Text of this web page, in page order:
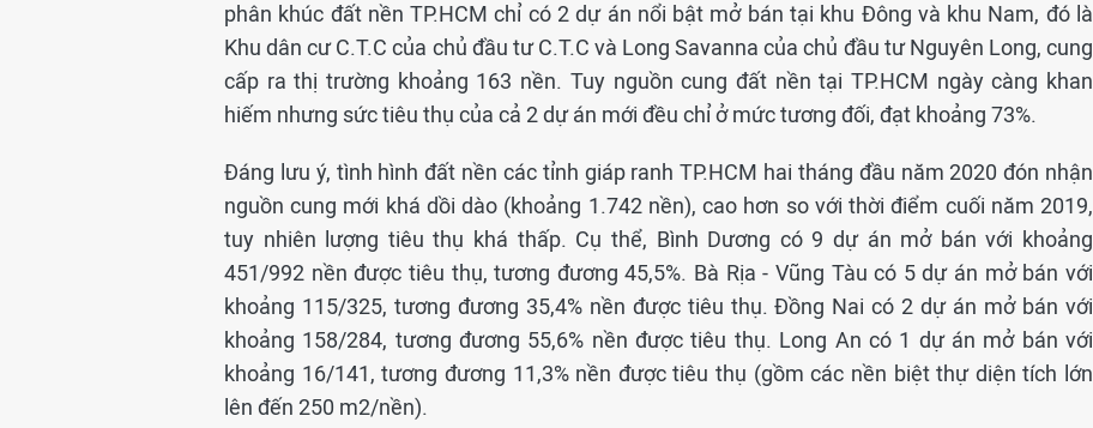
phân khúc đất nền TP.HCM chỉ có 2 dự án nổi bật mở bán tại khu Đông và khu Nam, đó là
Khu dân cư C.T.C của chủ đầu tư C.T.C và Long Savanna của chủ đầu tư Nguyên Long, cung
cấp ra thị trường khoảng 163 nền. Tuy nguồn cung đất nền tại TP.HCM ngày càng khan
hiếm nhưng sức tiêu thụ của cả 2 dự án mới đều chỉ ở mức tương đối, đạt khoảng 73%.
Đáng lưu ý, tình hình đất nền các tỉnh giáp ranh TP.HCM hai tháng đầu năm 2020 đón nhận
nguồn cung mới khá dồi dào (khoảng 1.742 nền), cao hơn so với thời điểm cuối năm 2019,
tuy nhiên lượng tiêu thụ khá thấp. Cụ thể, Bình Dương có 9 dự án mở bán với khoảng
451/992 nền được tiêu thụ, tương đương 45,5%. Bà Rịa - Vũng Tàu có 5 dự án mở bán với
khoảng 115/325, tương đương 35,4% nền được tiêu thụ. Đồng Nai có 2 dự án mở bán với
khoảng 158/284, tương đương 55,6% nền được tiêu thụ. Long An có 1 dự án mở bán với
khoảng 16/141, tương đương 11,3% nền được tiêu thụ (gồm các nền biệt thự diện tích lớn
lên đến 250 m2/nền).